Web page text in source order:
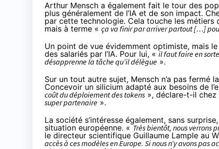
Arthur Mensch a également fait le tour des
plus généralement de l’IA et de son impact.
par cette technologie. Cela touche les métiers
mais à terme « ça va finir par arriver partout […]
Un point de vue évidemment optimiste, mais
des salariés par l’IA. Pour lui, « il faut faire en
désapprenne la tâche qu’il délègue ».
Sur un tout autre sujet, Mensch n’a pas
Concevoir un silicium adapté aux besoins de
coût du déploiement des tokens », déclare-t-il chez
super partenaire ».
La société s’intéresse également, sans
situation européenne. «Très bientôt, nous verrons
le directeur scientifique Guillaume Lample au
accès à ces modèles en Europe. Si nous n’y avons